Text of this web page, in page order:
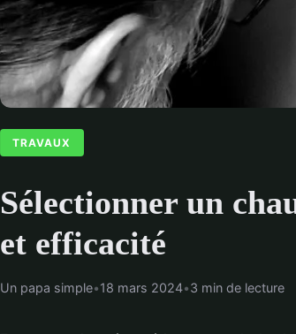
TRAVAUX
Sélectionner un
et efficacité
Un papa simple•18 mars 2024•3 min de lecture